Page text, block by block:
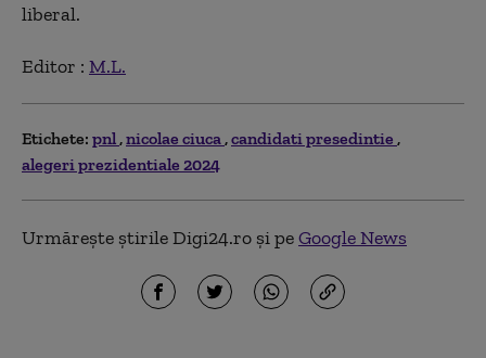
liberal.
Editor : M.L.
Etichete: pnl nicolae ciuca candidati presedintie
alegeri prezidentiale 2024
Urmărește știrile Digi24.ro și peGoogle News